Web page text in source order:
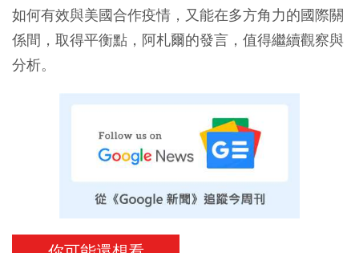
如何有效與美國合作疫情，又能在多方角力的國際關
係間，取得平衡點，阿札爾的發言，值得繼續觀察與
分析。